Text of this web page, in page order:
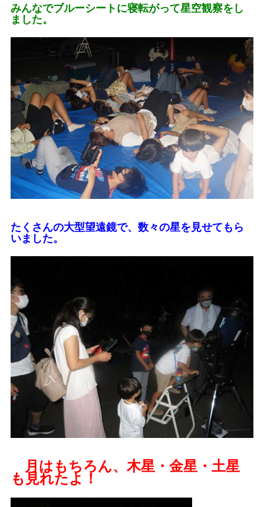
みんなでブルーシートに寝転がって星空観察をし
ました。
たくさんの大型望遠鏡で、数々の星を見せてもら
いました。
月はもちろん、木星・金星・土星
も見れたよ！